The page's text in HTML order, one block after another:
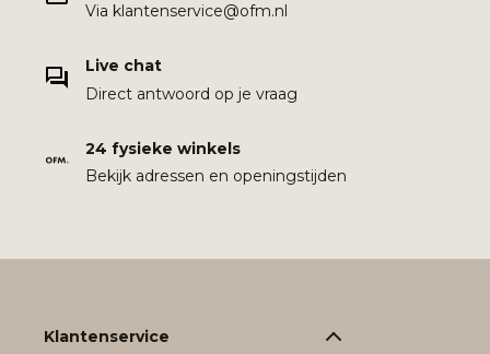
Via klantenservice@ofm.nl
Live chat
Direct antwoord op je vraag
24 fysieke winkels
Bekijk adressen en openingstijden
Klantenservice